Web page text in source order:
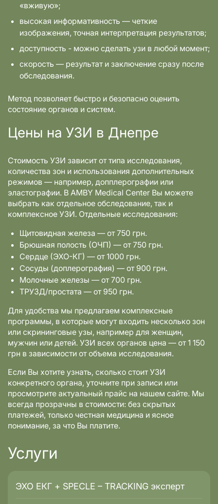
«вживую»;
высокая информативность — четкие
изображения, точная интерпретация результатов;
доступность - можно сделать узи в любой момент;
скорость — результат и заключение сразу после
обследования.
Метод позволяет быстро и безопасно оценить
состояние органов и систем.
Цены на УЗИ в Днепре
Стоимость УЗИ зависит от типа исследования,
количества зон и использования дополнительных
режимов — например, допплерографии или
эластографии. В AMBY Medical Center Вы можете
выбрать как отдельное обследование, так и
комплексное УЗИ. Отдельные исследования:
Щитовидная железа — от 750 грн.
Брюшная полость (ОЧП) — от 750 грн.
Сердце (ЭХО-КГ) — от 1000 грн.
Сосуды (доплерография) — от 900 грн.
Молочные железы — от 700 грн.
ТРУЗД/простата — от 950 грн.
Для удобства мы предлагаем комплексные
программы, в которые могут входить несколько зон
или скрининговые узы, например для женщин,
мужчин или детей. УЗИ всех органов цена — от 1 150
грн в зависимости от объема исследования.
Если Вы хотите узнать, сколько стоит УЗИ
конкретного органа, уточните при записи или
просмотрите актуальный прайс на нашем сайте. Мы
всегда прозрачны в стоимости: без скрытых
платежей, только честная медицина и ясное
понимание, за что Вы платите.
Услуги
ЭХО ЕКГ + SPECLE – TRACKING эксперт